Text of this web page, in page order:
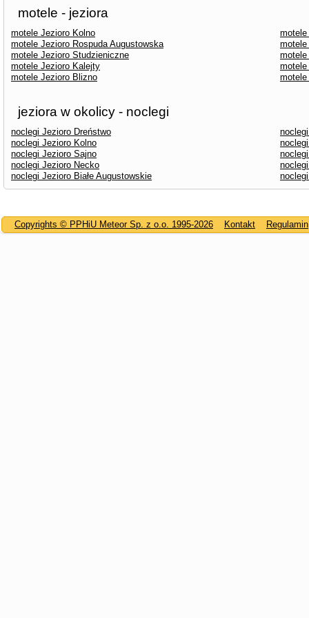
motele - jeziora
motele Jezioro Kolno
motele Jezioro Rospuda Augustowska
motele Jezioro Studzieniczne
motele
motele Jezioro Kalejty
motele
motele Jezioro Blizno
jeziora w okolicy - noclegi
noclegi Jezioro Dreństwo
noclegi Jezioro Kolno
noclegi Jezioro Sajno
noclegi Jezioro Necko
noclegi Jezioro Białe Augustowskie
Copyrights © PPHiU Meteor Sp. z o.o. 1995-2026 Kontakt Regulamin